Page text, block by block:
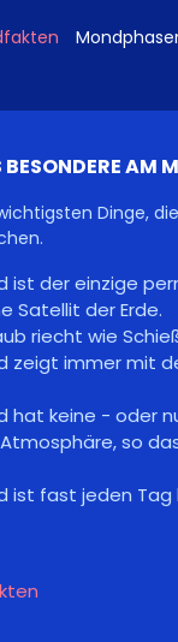
AM
Dinge,
ist der einzige
Satellit der Erde.
riecht wie
zeigt immer mit
hat keine - oder
so
ist fast jeden